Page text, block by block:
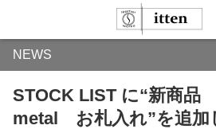
NEWS
STOCK LIST に“新商品
metal お札入れ”を追加